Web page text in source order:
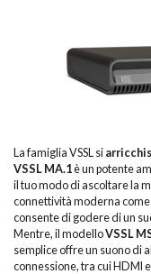
La famiglia VSSL si
VSSL MA.1è un potente
il tuo modo di ascoltare la
connettività moderna come
consente di godere di un
Mentre, il modelloVSSL
semplice offre un suono di
connessione, tra cui HDMI